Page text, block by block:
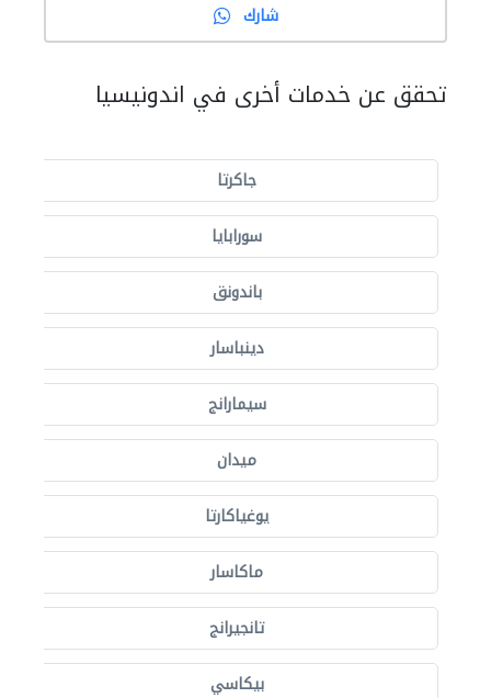
شارك
تحقق عن خدمات أخرى في اندونيسيا
جاكرتا
سورابايا
باندونق
دينباسار
سيمارانج
ميدان
يوغياكارتا
ماكاسار
تانجيرانج
بيكاسي